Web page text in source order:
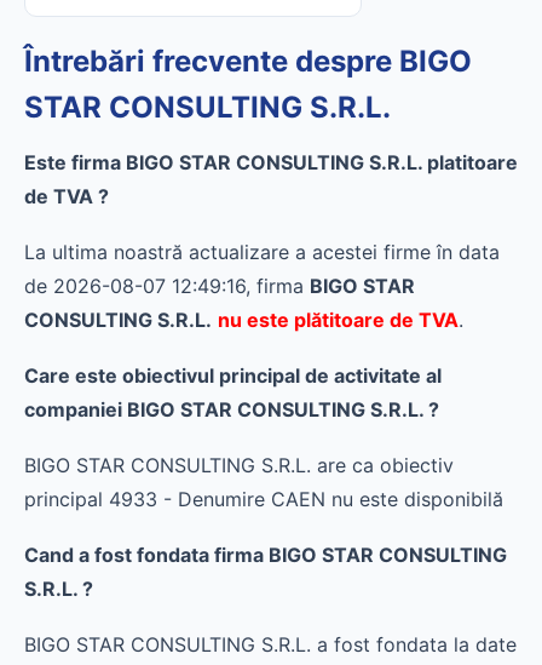
Întrebări frecvente despre BIGO
STAR CONSULTING S.R.L.
Este firma BIGO STAR CONSULTING S.R.L. platitoare
de TVA ?
La ultima noastră actualizare a acestei firme în data
de 2026-08-07 12:49:16, firma BIGO STAR
CONSULTING S.R.L. nu este plătitoare de TVA.
Care este obiectivul principal de activitate al
companiei BIGO STAR CONSULTING S.R.L. ?
BIGO STAR CONSULTING S.R.L. are ca obiectiv
principal 4933 - Denumire CAEN nu este disponibilă
Cand a fost fondata firma BIGO STAR CONSULTING
S.R.L. ?
BIGO STAR CONSULTING S.R.L. a fost fondata la date